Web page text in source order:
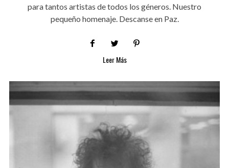
para tantos artistas de todos los géneros. Nuestro
pequeño homenaje. Descanse en Paz.
Leer Más